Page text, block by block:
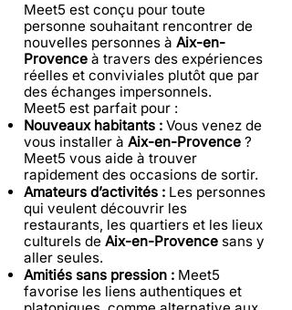
Meet5 est conçu pour toute
personne souhaitant rencontrer de
nouvelles personnes à Aix-en-
Provence à travers des expériences
réelles et conviviales plutôt que par
des échanges impersonnels.
Meet5 est parfait pour :
Nouveaux habitants : Vous venez de
vous installer à Aix-en-Provence ?
Meet5 vous aide à trouver
rapidement des occasions de sortir.
Amateurs d’activités : Les personnes
qui veulent découvrir les
restaurants, les quartiers et les lieux
culturels de Aix-en-Provence sans y
aller seules.
Amitiés sans pression : Meet5
favorise les liens authentiques et